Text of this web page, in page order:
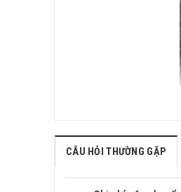
CÂU HỎI THƯỜNG GẶP